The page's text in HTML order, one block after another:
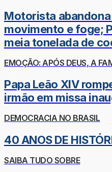
Motorista
movimento e foge;
meia tonelada de
EMOÇÃO: APÓS DEUS, A
Papa Leão XIV
irmão em missa
DEMOCRACIA NO BRASIL
40 ANOS DE
SAIBA TUDO SOBRE